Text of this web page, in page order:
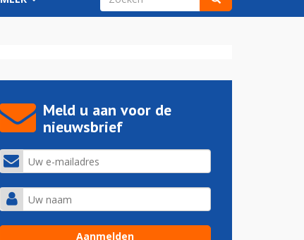
Meld u aan voor de
nieuwsbrief